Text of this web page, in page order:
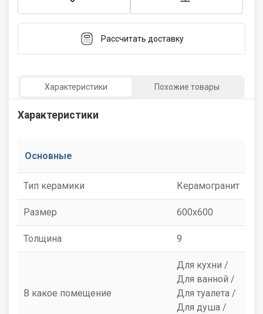
Рассчитать доставку
Характеристики Похожие товары
Характеристики
Основные
Тип керамики Керамогранит
Размер 600x600
Толщина 9
В какое помещение
Для кухни /
Для ванной /
Для туалета /
Для душа /